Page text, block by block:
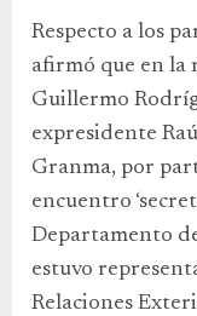
Respecto a los
afirmó que en la
Guillermo
expresidente
Granma, por
encuentro
Departamento
estuvo
Relaciones